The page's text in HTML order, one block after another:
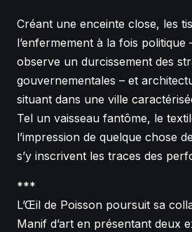
Créant une enceinte close, les
l’enfermement à la fois politique
observe un durcissement des
gouvernementales – et
situant dans une ville
Tel un vaisseau fantôme, le
l’impression de quelque chose
s’y inscrivent les traces des
***
L’Œil de Poisson poursuit sa
Manif d’art en présentant deux